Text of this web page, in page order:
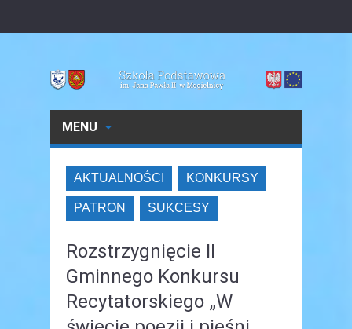
MENU
AKTUALNOŚCI KONKURSY
PATRON SUKCESY
Rozstrzygnięcie II
Gminnego Konkursu
Recytatorskiego „W